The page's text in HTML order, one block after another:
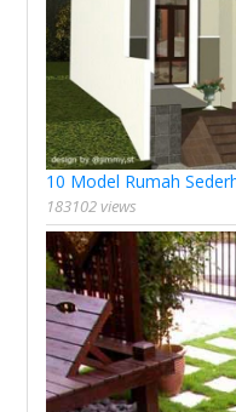
10 Model Rumah
183102 views